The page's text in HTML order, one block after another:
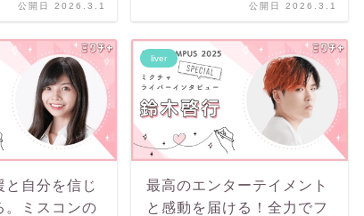
公開日 2026.3.1 公開日 2026.3.1
と自分を信じ
。ミスコンの
liver
最高のエンターテイメント
と感動を届ける！全力でフ